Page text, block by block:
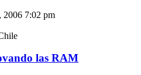
7:02 pm
las RAM